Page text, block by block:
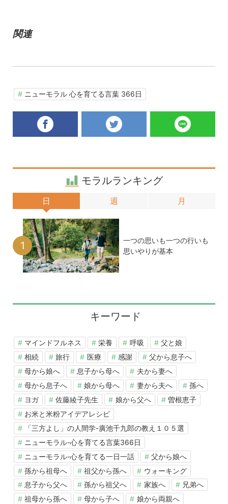
関連
ニューモラル 心を育てる言葉 366日
モラルランキング
日 週 月
一つの思いも一つの行いも
思いやりが基本
キーワード
マインドフルネス 栄養 呼吸
父と娘
相続
旅行 医療 感謝
父から息子へ
母から娘へ
息子から母へ
夫から妻へ
母から息子へ
娘から母へ 妻から夫へ
孫へ
ヨガ
佐藤綾子先生 娘から父へ
曽根恵子
お米と米粉アイデアレシピ
「三方よし」の人間学-廣池千九郎の教え１０５選
ニューモラル-心を育てる言葉366日
ニューモラル-心を育てる一日一話
父から娘へ
孫から祖母へ
祖父から孫へ
ウォーキング
息子から父へ
孫から祖父へ 家族へ
兄弟へ
祖母から孫へ
母から子へ
娘から両親へ